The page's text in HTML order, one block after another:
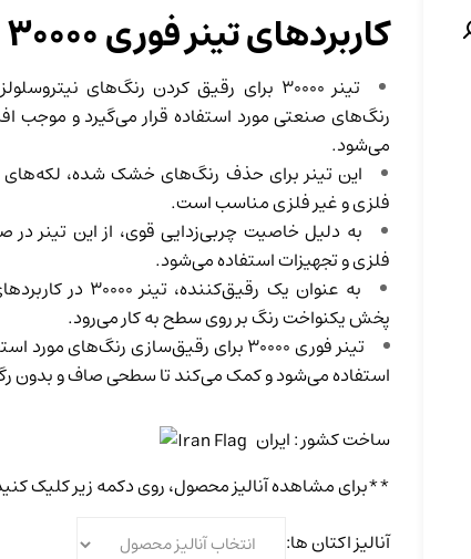
کاربردهایتینر فوری۳۰۰۰۰
تینر ۳۰۰۰۰ برای رقیق کردن رنگ‌های
رنگ‌های صنعتی مورد استفاده قرار می‌گیرد و موجب
می‌شود.
این تینر برای حذف رنگ‌های خشک شده،
فلزی و غیر فلزی مناسب است.
به دلیل خاصیت چربی‌زدایی قوی، از این تینر در
فلزی و تجهیزات استفاده می‌شود.
به عنوان یک
پخش یکنواخت رنگ بر روی سطح به کار می‌رود.
تینر فوری ۳۰۰۰۰ برای رقیق‌سازی رنگ‌های
استفاده می‌شود و کمک می‌کند تا سطحی صاف و بدون
: ساخت کشور
**برای مشاهده آنالیز محصول، روی دکمه زیر کلیک
آنالیز اکتان ها: